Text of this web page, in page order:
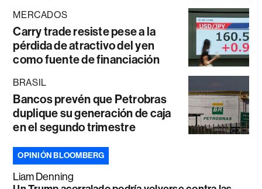
MERCADOS
Carry trade resiste pese a la
pérdida de atractivo del yen
como fuente de financiación
BRASIL
Bancos prevén que Petrobras
duplique su generación de caja
en el segundo trimestre
OPINIÓN BLOOMBERG
Liam Denning